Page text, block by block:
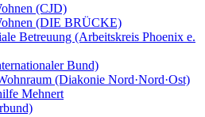
(CJD)
(DIE BRÜCKE)
Betreuung (Arbeitskreis Phoenix e.
Bund)
(Diakonie Nord·Nord·Ost)
Mehnert